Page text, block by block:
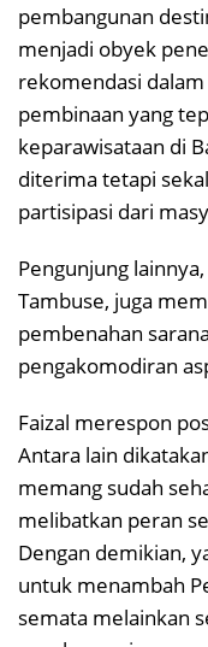
pembangunan
menjadi obyek
rekomendasi
pembinaan yang
keparawisataan di
diterima tetapi
partisipasi dari
Pengunjung
Tambuse, juga
pembenahan
pengakomodiran
Faizal merespon
Antara lain
memang sudah
melibatkan peran
Dengan demikian,
untuk menambah
semata melainkan